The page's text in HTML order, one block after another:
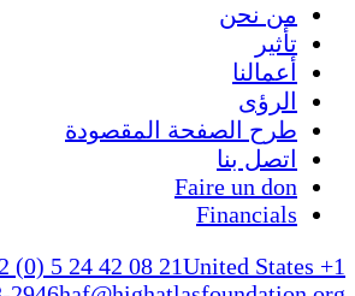
من نحن
تأثير
أعمالنا
الرؤى
طرح الصفحة المقصودة
اتصل بنا
Faire un don
Financials
(0) 5 24 42 08 21United States